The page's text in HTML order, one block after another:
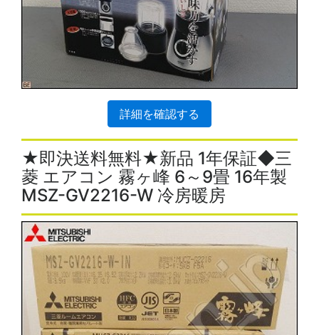
詳細を確認する
★即決送料無料★新品 1年保証◆三
菱 エアコン 霧ヶ峰 6～9畳 16年製
MSZ-GV2216-W 冷房暖房